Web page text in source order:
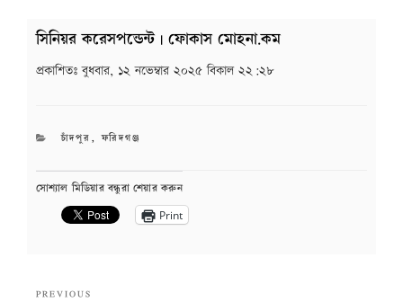
সিনিয়র করেসপন্ডেন্ট | ফোকাস মোহনা.কম
প্রকাশিতঃবুধবার, ১২ নভেম্বার ২০২৫ বিকাল ২২:২৮
CATEGORIES
চাঁদপুর ,ফরিদগঞ্জ
সোশ্যাল মিডিয়ার বন্ধুরা শেয়ার করুন
Print
Previous
PREVIOUS